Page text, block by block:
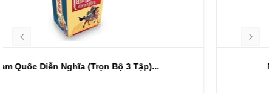
Ngụy Võ Đế Tào Tháo - Hàn Chung...